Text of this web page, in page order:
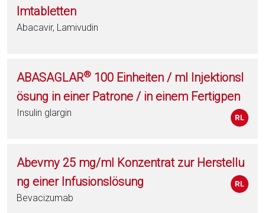
lmtabletten
Abacavir, Lamivudin
ABASAGLAR® 100 Einheiten / ml Injektionsl
ösung in einer Patrone / in einem Fertigpen
Insulin glargin
Abevmy 25 mg/ml Konzentrat zur Herstellu
ng einer Infusionslösung
Bevacizumab